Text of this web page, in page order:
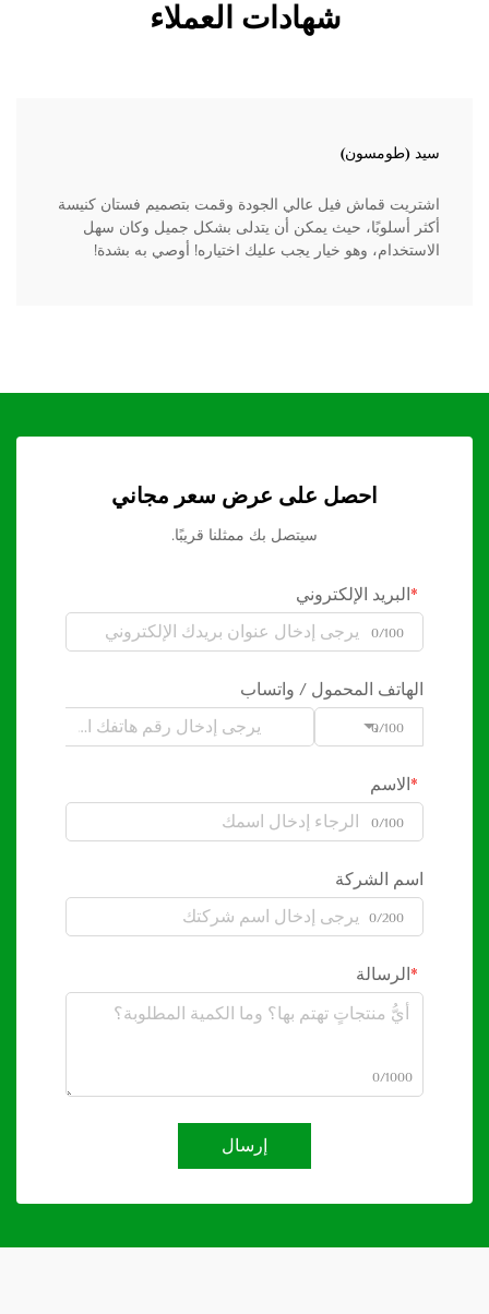
شهادات العملاء
سيد (طومسون)
اشتريت قماش فيل عالي الجودة وقمت بتصميم فستان كنيسة
أكثر أسلوبًا، حيث يمكن أن يتدلى بشكل جميل وكان سهل
الاستخدام، وهو خيار يجب عليك اختياره! أوصي به بشدة!
احصل على عرض سعر مجاني
سيتصل بك ممثلنا قريبًا.
البريد الإلكتروني
0/100
الهاتف المحمول / واتساب
Code0/100
الاسم
0/100
اسم الشركة
0/200
الرسالة
0/1000
إرسال